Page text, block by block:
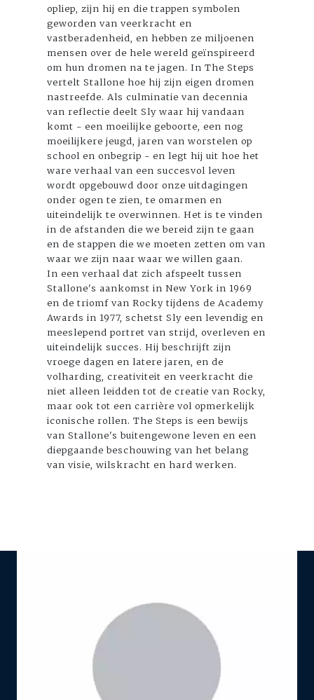
opliep, zijn hij en die trappen symbolen
geworden van veerkracht en
vastberadenheid, en hebben ze miljoenen
mensen over de hele wereld geïnspireerd
om hun dromen na te jagen. In The Steps
vertelt Stallone hoe hij zijn eigen dromen
nastreefde. Als culminatie van decennia
van reflectie deelt Sly waar hij vandaan
komt - een moeilijke geboorte, een nog
moeilijkere jeugd, jaren van worstelen op
school en onbegrip - en legt hij uit hoe het
ware verhaal van een succesvol leven
wordt opgebouwd door onze uitdagingen
onder ogen te zien, te omarmen en
uiteindelijk te overwinnen. Het is te vinden
in de afstanden die we bereid zijn te gaan
en de stappen die we moeten zetten om van
waar we zijn naar waar we willen gaan.
In een verhaal dat zich afspeelt tussen
Stallone's aankomst in New York in 1969
en de triomf van Rocky tijdens de Academy
Awards in 1977, schetst Sly een levendig en
meeslepend portret van strijd, overleven en
uiteindelijk succes. Hij beschrijft zijn
vroege dagen en latere jaren, en de
volharding, creativiteit en veerkracht die
niet alleen leidden tot de creatie van Rocky,
maar ook tot een carrière vol opmerkelijk
iconische rollen. The Steps is een bewijs
van Stallone's buitengewone leven en een
diepgaande beschouwing van het belang
van visie, wilskracht en hard werken.